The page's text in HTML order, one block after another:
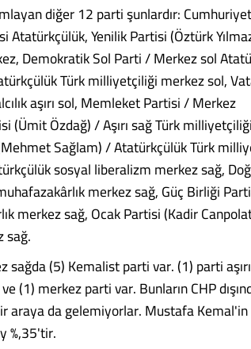
diğer 12 parti şunlardır:
Yenilik Partisi (Öztürk
Demokratik Sol Parti / Merkez sol
Türk milliyetçiliği merkez sol,
aşırı sol, Memleket Partisi / Merkez
(Ümit Özdağ) / Aşırı sağ Türk milliyetçiliği
Sağlam) / Atatürkçülük Türk
sosyal liberalizm merkez sağ,
merkez sağ, Güç Birliği
merkez sağ, Ocak Partisi (Kadir
sağ.
(5) Kemalist parti var. (1) parti
(1) merkez parti var. Bunların CHP
araya da gelemiyorlar. Mustafa
%,35'tir.